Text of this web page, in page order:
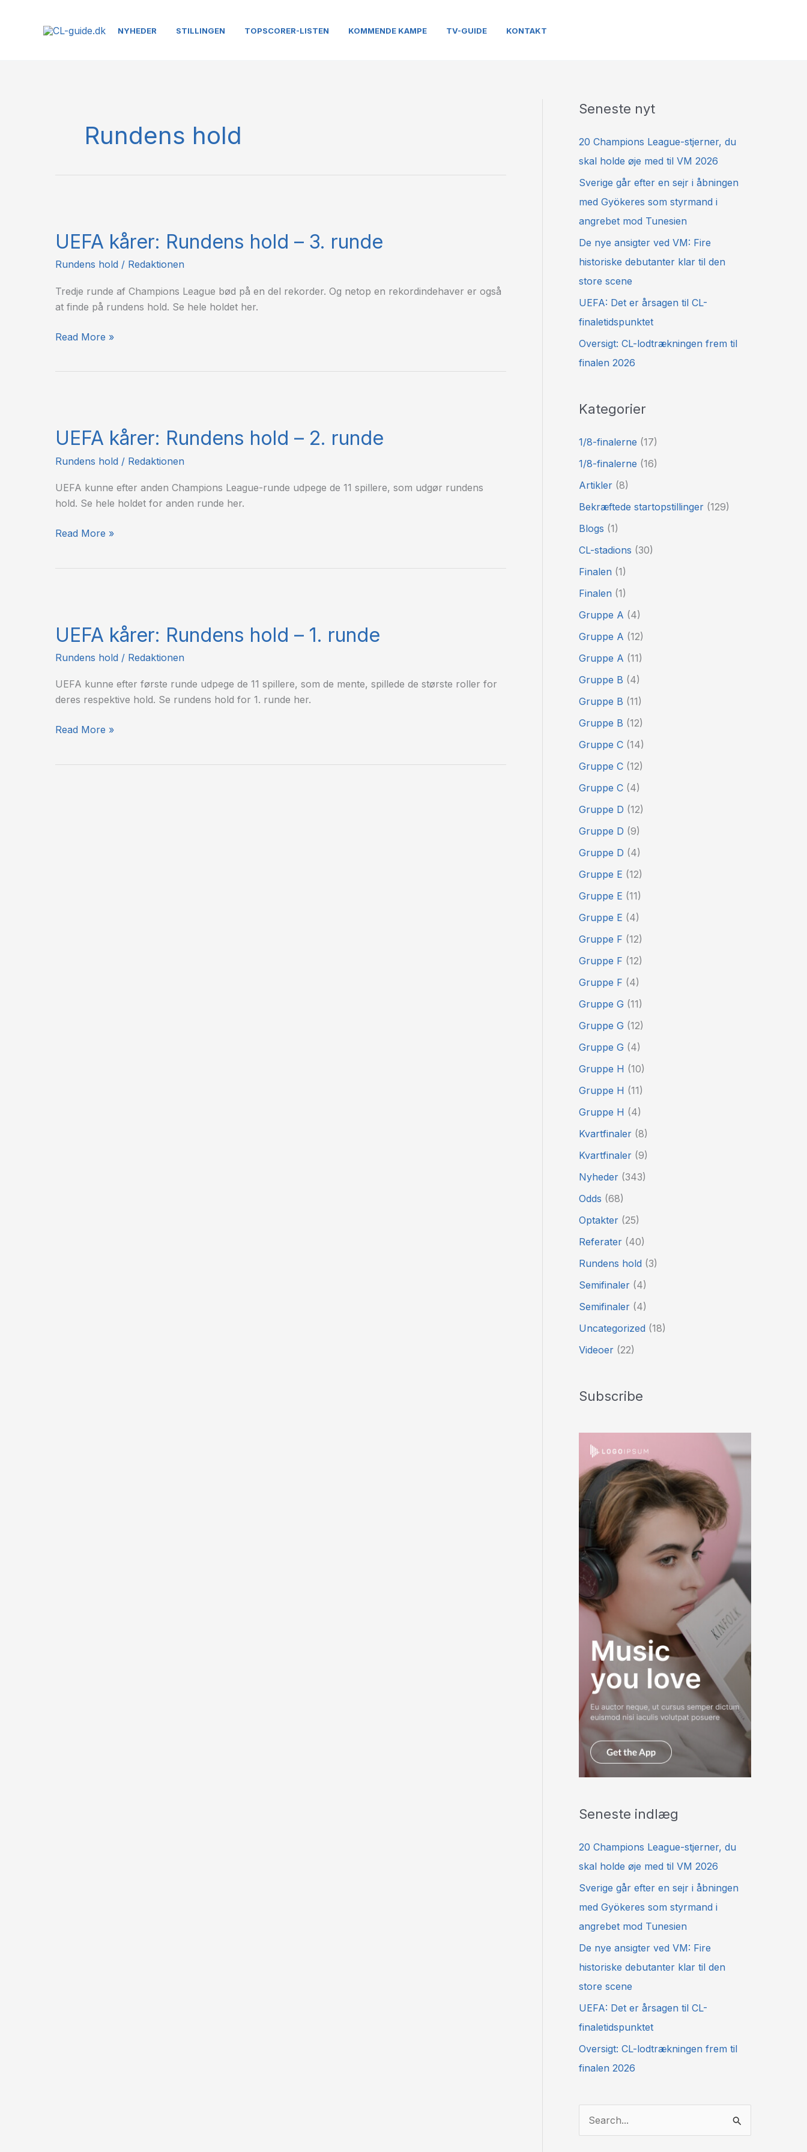
NYHEDER STILLINGEN TOPSCORER-LISTEN KOMMENDE KAMPE TV-GUIDE KONTAKT
Rundens hold
UEFA kårer: Rundens hold – 3. runde
Rundens hold / Redaktionen
Tredje runde af Champions League bød på en del rekorder. Og netop en rekordindehaver er også
at finde på rundens hold. Se hele holdet her.
Rundens
–
3.
runde
Read More »
UEFA kårer: Rundens hold – 2. runde
Rundens hold / Redaktionen
UEFA kunne efter anden Champions League-runde udpege de 11 spillere, som udgør rundens
hold. Se hele holdet for anden runde her.
Rundens
–
2.
runde
Read More »
UEFA kårer: Rundens hold – 1. runde
Rundens hold / Redaktionen
UEFA kunne efter første runde udpege de 11 spillere, som de mente, spillede de største roller for
deres respektive hold. Se rundens hold for 1. runde her.
Rundens
–
1.
runde
Read More »
Seneste nyt
20 Champions League-stjerner, du
skal holde øje med til VM 2026
Sverige går efter en sejr i åbningen
med Gyökeres som styrmand i
angrebet mod Tunesien
De nye ansigter ved VM: Fire
historiske debutanter klar til den
store scene
UEFA: Det er årsagen til CL-
finaletidspunktet
Oversigt: CL-lodtrækningen frem til
finalen 2026
Kategorier
1/8-finalerne (17)
1/8-finalerne (16)
Artikler (8)
Bekræftede startopstillinger (129)
Blogs (1)
CL-stadions (30)
Finalen (1)
Finalen (1)
Gruppe A (4)
Gruppe A (12)
Gruppe A (11)
Gruppe B (4)
Gruppe B (11)
Gruppe B (12)
Gruppe C (14)
Gruppe C (12)
Gruppe C (4)
Gruppe D (12)
Gruppe D (9)
Gruppe D (4)
Gruppe E (12)
Gruppe E (11)
Gruppe E (4)
Gruppe F (12)
Gruppe F (12)
Gruppe F (4)
Gruppe G (11)
Gruppe G (12)
Gruppe G (4)
Gruppe H (10)
Gruppe H (11)
Gruppe H (4)
Kvartfinaler (8)
Kvartfinaler (9)
Nyheder (343)
Odds (68)
Optakter (25)
Referater (40)
Rundens hold (3)
Semifinaler (4)
Semifinaler (4)
Uncategorized (18)
Videoer (22)
Subscribe
Seneste indlæg
20 Champions League-stjerner, du
skal holde øje med til VM 2026
Sverige går efter en sejr i åbningen
med Gyökeres som styrmand i
angrebet mod Tunesien
De nye ansigter ved VM: Fire
historiske debutanter klar til den
store scene
UEFA: Det er årsagen til CL-
finaletidspunktet
Oversigt: CL-lodtrækningen frem til
finalen 2026